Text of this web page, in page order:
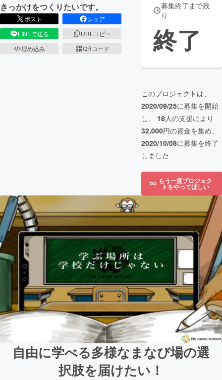
きっかけをつくりたいです。
ポスト
シェア
LINEで送る
URLコピー
埋め込み
QRコード
募集終了まで残
り
終了
このプロジェクトは、
2020/09/25に募集を開始
し、 18人の支援により
32,000円の資金を集め、
2020/10/08に募集を終了
しました
もう一度プロジェク
トをやってほしい
自由に学べる多様なまなび場の選
択肢を届けたい！